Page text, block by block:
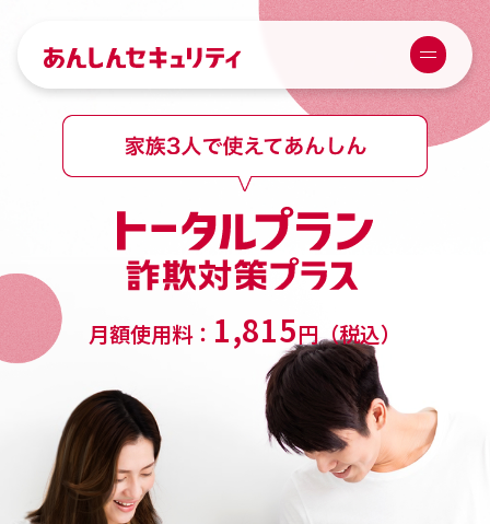
あんしんセキュリティ
Menu
スタンダードプラン 詐欺対策プラス
月額使用料： 1,815円（税込）